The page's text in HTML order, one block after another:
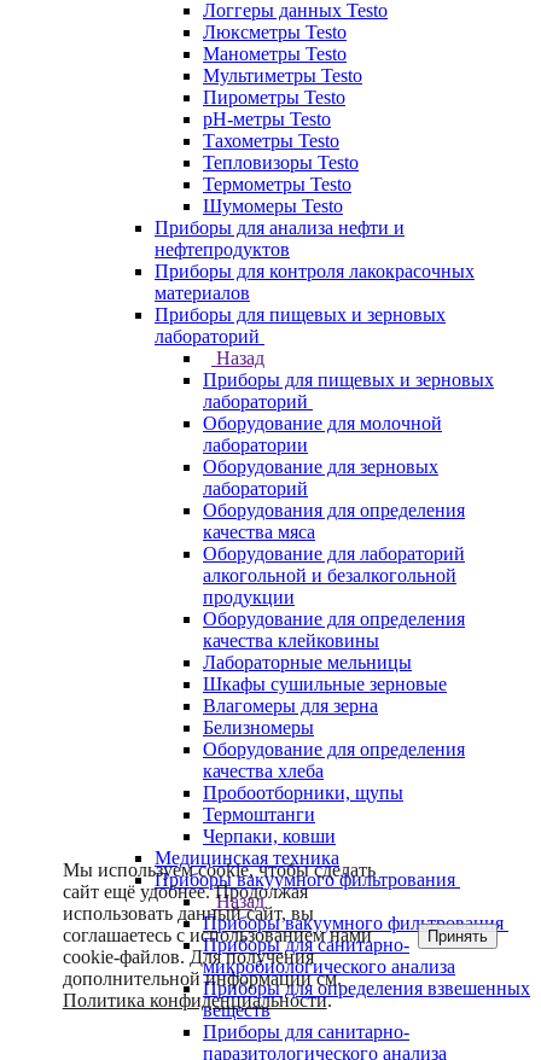
Логгеры данных Testo
Люксметры Testo
Манометры Testo
Мультиметры Testo
Пирометры Testo
pH-метры Testo
Тахометры Testo
Тепловизоры Testo
Термометры Testo
Шумомеры Testo
Приборы для анализа нефти и
нефтепродуктов
Приборы для контроля лакокрасочных
материалов
Приборы для пищевых и зерновых
лабораторий
Назад
Приборы для пищевых и зерновых
лабораторий
Оборудование для молочной
лаборатории
Оборудование для зерновых
лабораторий
Оборудования для определения
качества мяса
Оборудование для лабораторий
алкогольной и безалкогольной
продукции
Оборудование для определения
качества клейковины
Лабораторные мельницы
Шкафы сушильные зерновые
Влагомеры для зерна
Белизномеры
Оборудование для определения
качества хлеба
Пробоотборники, щупы
Термоштанги
Черпаки, ковши
Медицинская техника
Приборы вакуумного фильтрования
Назад
Приборы вакуумного фильтрования
Приборы для санитарно-
микробиологического анализа
Приборы для определения взвешенных
веществ
Приборы для санитарно-
паразитологического анализа
Мы используем cookie, чтобы сделать
сайт ещё удобнее. Продолжая
использовать данный сайт, вы
соглашаетесь с использованием нами
cookie-файлов. Для получения
дополнительной информации см.
Политика конфиденциальности.
Принять